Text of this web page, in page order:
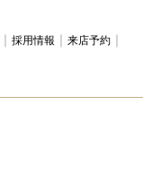
採用情報
来店予約